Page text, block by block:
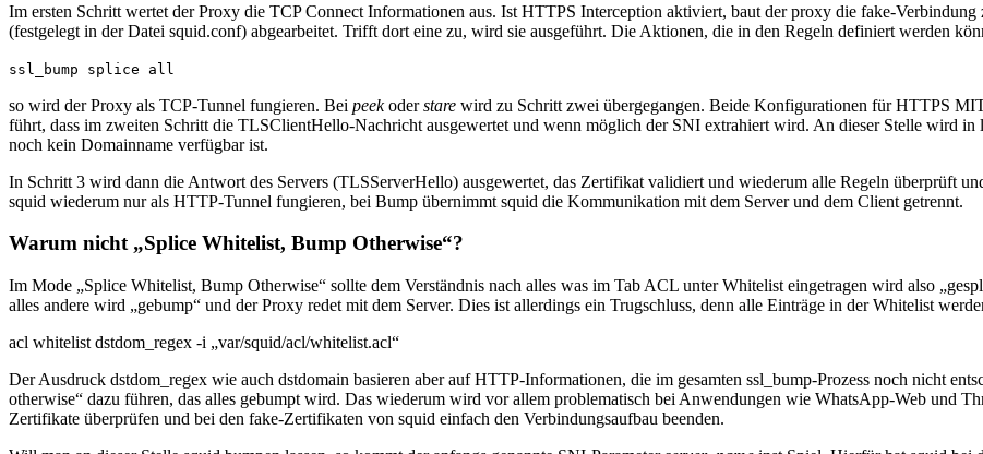
Im ersten Schritt wertet der Proxy die TCP Connect Informationen aus. Ist HTTPS Interception aktiviert, baut der proxy die fake-
(festgelegt in der Datei squid.conf) abgearbeitet. Trifft dort eine zu, wird sie ausgeführt. Die Aktionen, die in den Regeln definiert werden
ssl_bump splice all
so wird der Proxy als TCP-Tunnel fungieren. Bei peekoderstare wird zu Schritt zwei übergegangen. Beide Konfigurationen für HTTPS
führt, dass im zweiten Schritt die TLSClientHello-Nachricht ausgewertet und wenn möglich der SNI extrahiert wird. An dieser Stelle wird
noch kein Domainname verfügbar ist.
In Schritt 3 wird dann die Antwort des Servers (TLSServerHello) ausgewertet, das Zertifikat validiert und wiederum alle Regeln überprüft
squid wiederum nur als HTTP-Tunnel fungieren, bei Bump übernimmt squid die Kommunikation mit dem Server und dem Client getrennt.
Warum nicht „Splice Whitelist, Bump Otherwise“?
Im Mode „Splice Whitelist, Bump Otherwise“ sollte dem Verständnis nach alles was im Tab ACL unter Whitelist eingetragen wird also
alles andere wird „gebump“ und der Proxy redet mit dem Server. Dies ist allerdings ein Trugschluss, denn alle Einträge in der Whitelist
acl whitelist dstdom_regex -i „var/squid/acl/whitelist.acl“
Der Ausdruck dstdom_regex wie auch dstdomain basieren aber auf HTTP-Informationen, die im gesamten ssl_bump-Prozess noch nicht
otherwise“ dazu führen, das alles gebumpt wird. Das wiederum wird vor allem problematisch bei Anwendungen wie WhatsApp-Web und
Zertifikate überprüfen und bei den fake-Zertifikaten von squid einfach den Verbindungsaufbau beenden.